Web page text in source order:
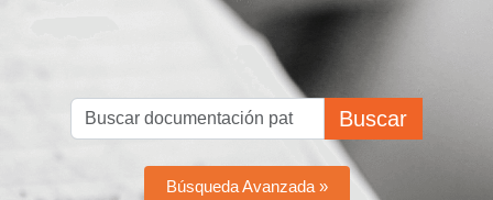
Buscar
Búsqueda Avanzada »